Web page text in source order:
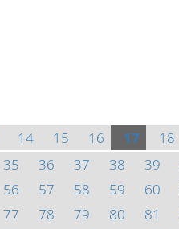
14 15 16 17 18
35 36 37 38 39
56 57 58 59 60
77 78 79 80 81